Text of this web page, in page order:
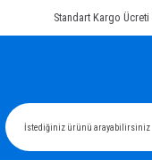
Standart Kargo